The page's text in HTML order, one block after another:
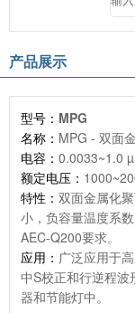
产品展示
型号： MPG
名称： MPG - 双面
电容： 0.0033~1.0
额定电压：
特性： 双面金属化
小，负容量温度系
AEC-Q200要求。
应用： 广泛应用于
中S校正和行逆程波
器和节能灯中。